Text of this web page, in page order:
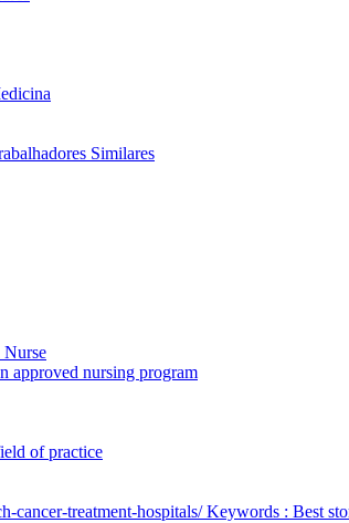
Similares
Nurse
approved nursing program
of practice
cancer-treatment-hospitals/ Keywords : Best